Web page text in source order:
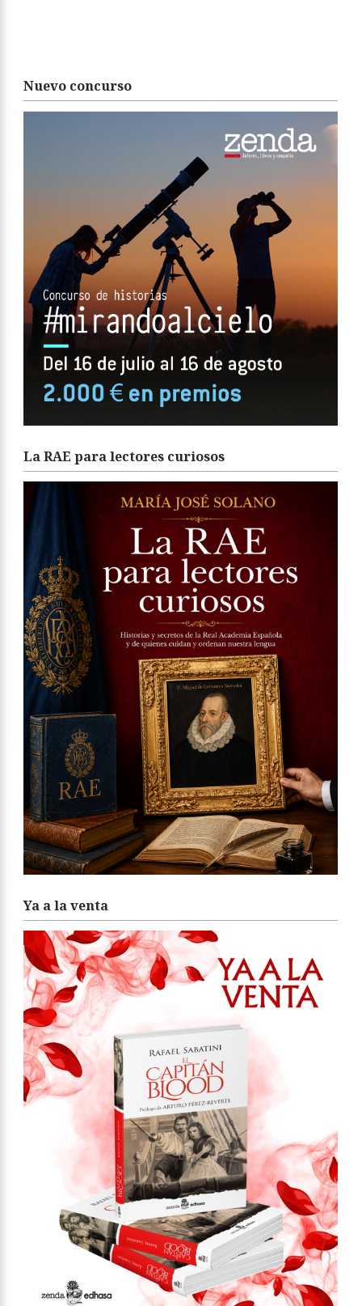
Nuevo concurso
La RAE para lectores curiosos
Ya a la venta